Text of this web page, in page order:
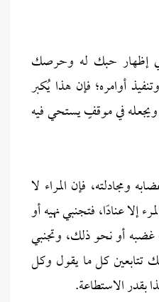
في إظهار حبك له وحرصك
أوامره؛ فإن هذا يُكبر
في موقفٍ يستحي فيه
ومجادلته، فإن المراء لا
إلا عنادًا، فتجنبي نهيه أو
غضبه أو نحو ذلك، وتجنبي
تتابعين كل ما يقول وكل
الاستطاعة.